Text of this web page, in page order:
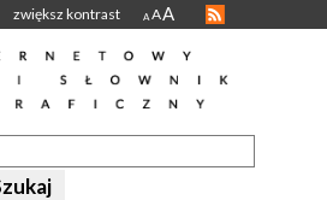
zwiększ kontrast A AA